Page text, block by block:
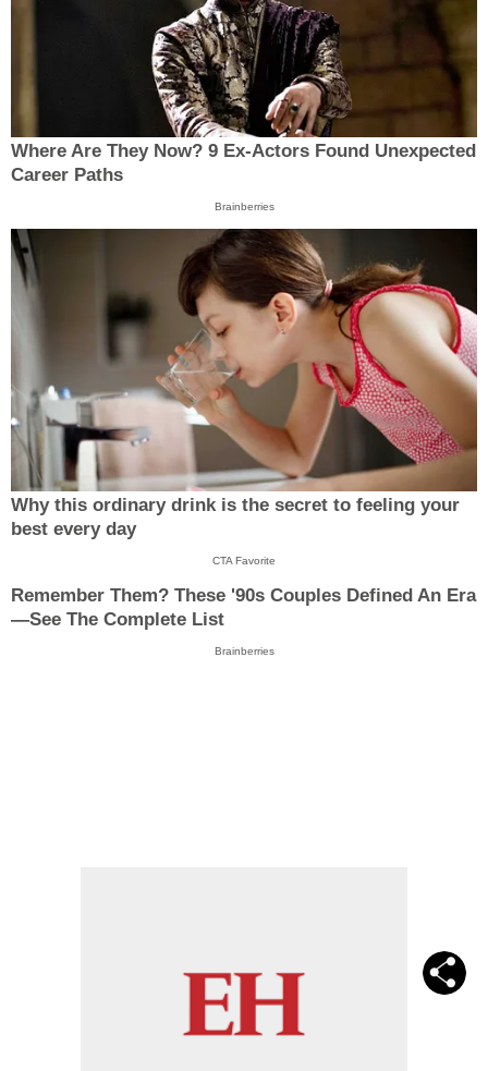
Where Are They Now? 9 Ex-Actors Found Unexpected
Career Paths
Brainberries
Why this ordinary drink is the secret to feeling your
best every day
CTA Favorite
Remember Them? These '90s Couples Defined An Era
—See The Complete List
Brainberries